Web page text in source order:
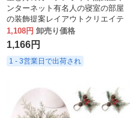
ンターネット有名人の寝室の部屋
の装飾提案レイアウトクリエイテ
ィブ用品装飾
1,108円 卸売り価格
1,166円
1 - 3営業日で出荷され